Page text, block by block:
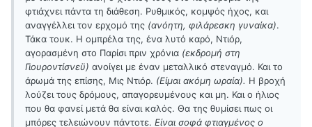
φτιάχνει πάντα τη διάθεση. Ρυθμικός, κομψός ήχος, και
αναγγέλλει τον ερχομό της (ανόητη, φιλάρεσκη γυναίκα).
Τάκα τουκ. Η ομπρέλα της, ένα λυτό καρό, Ντιόρ,
αγορασμένη στο Παρίσι πριν χρόνια (εκδρομή στη
Γιουροντίσνεϋ) ανοίγει με έναν μεταλλικό στεναγμό. Και το
άρωμά της επίσης, Μις Ντιόρ. (Είμαι ακόμη ωραία). Η βροχή
λούζει τους δρόμους, απαγορευμένους και μη. Και ο ήλιος
που θα φανεί μετά θα είναι καλός. Θα της θυμίσει πως οι
μπόρες τελειώνουν πάντοτε. Είναι σοφά φτιαγμένος ο